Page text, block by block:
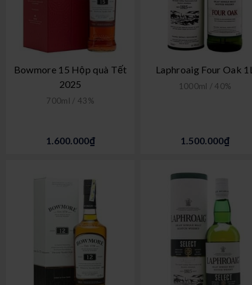
Bowmore 15 Hộp quà Tết
2025
700ml / 43%
1.600.000₫
Laphroaig Four Oak 1L
1000ml / 40%
1.500.000₫